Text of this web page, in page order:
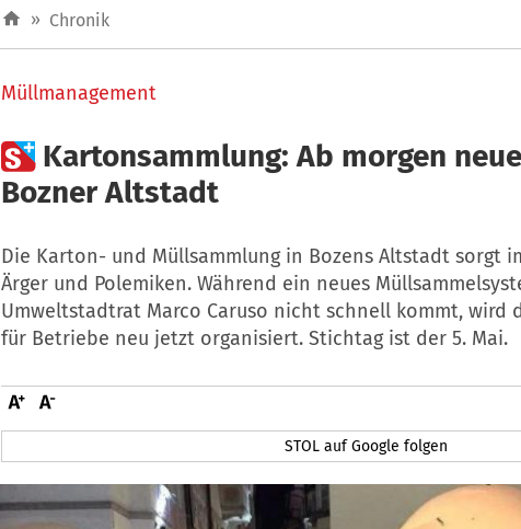
» Chronik
Müllmanagement
 Kartonsammlung: Ab morgen
Bozner Altstadt
Die Karton- und Müllsammlung in Bozens Altstadt sorgt
Ärger und Polemiken. Während ein neues
Umweltstadtrat Marco Caruso nicht schnell kommt, wird
für Betriebe neu jetzt organisiert. Stichtag ist der 5. Mai.
STOL auf Google folgen